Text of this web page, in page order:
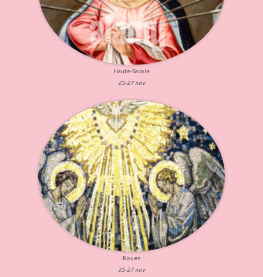
Haute-Savoie
25-27 nov
Rouen
25-27 nov